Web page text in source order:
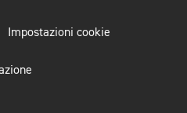
Impostazioni cookie